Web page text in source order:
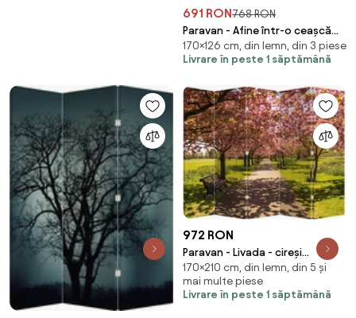
691 RON 768 RON
Paravan - Afine într-o ceașcă
(126x170 cm)
170×126 cm, din lemn, din 3 piese
Livrare în peste 1 săptămână
972 RON
Paravan - Livada - cireși
(210x170 cm)
170×210 cm, din lemn, din 5 și
mai multe piese
Livrare în peste 1 săptămână